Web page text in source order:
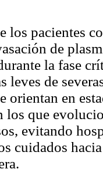
los pacientes
de
la fase
leves de
orientan en
los que
evitando
cuidados